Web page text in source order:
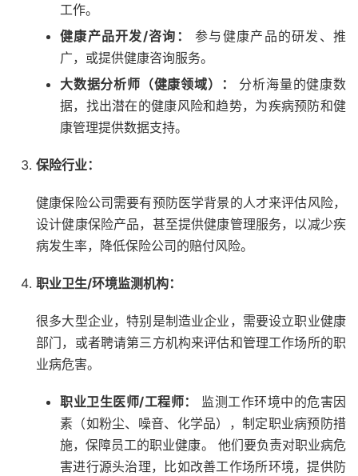
工作。
健康产品开发/咨询：
参与健康产品的研发、推
广，或提供健康咨询服务。
大数据分析师（健康领域）：
分析海量的健康数
据，找出潜在的健康风险和趋势，为疾病预防和健
康管理提供数据支持。
保险行业：
健康保险公司需要有预防医学背景的人才来评估风险，
设计健康保险产品，甚至提供健康管理服务，以减少疾
病发生率，降低保险公司的赔付风险。
职业卫生/环境监测机构：
很多大型企业，特别是制造业企业，需要设立职业健康
部门，或者聘请第三方机构来评估和管理工作场所的职
业病危害。
职业卫生医师/工程师：
监测工作环境中的危害因
素（如粉尘、噪音、化学品），制定职业病预防措
施，保障员工的职业健康。 他们要负责对职业病危
害进行源头治理，比如改善工作场所环境，提供防